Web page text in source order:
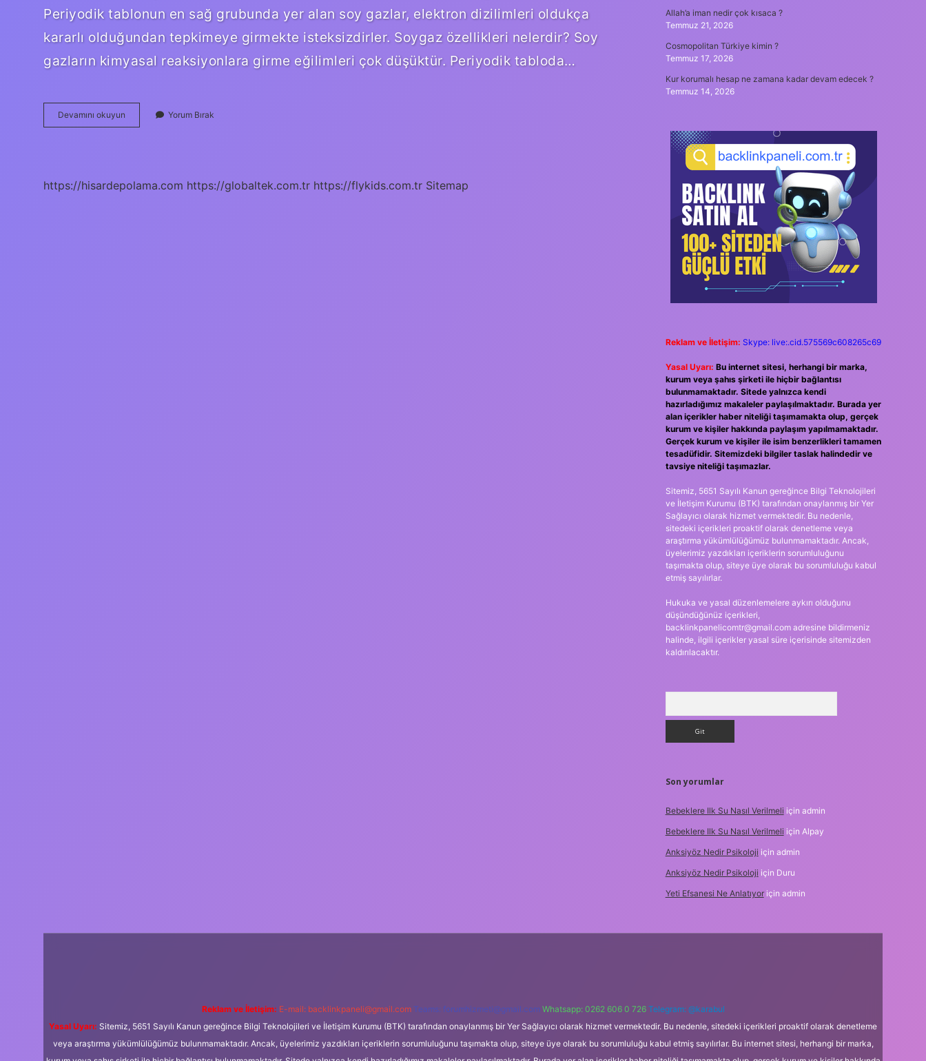
Periyodik tablonun en sağ grubunda yer alan soy gazlar, elektron dizilimleri oldukça
kararlı olduğundan tepkimeye girmekte isteksizdirler. Soygaz özellikleri nelerdir? Soy
gazların kimyasal reaksiyonlara girme eğilimleri çok düşüktür. Periyodik tabloda…
Devamını okuyun
Gazlar
Yorum Bırak
https://hisardepolama.com https://globaltek.com.tr https://flykids.com.tr Sitemap
Allah’a iman nedir çok kısaca ?
Temmuz 21, 2026
Cosmopolitan Türkiye kimin ?
Temmuz 17, 2026
Kur korumalı hesap ne zamana kadar devam edecek ?
Temmuz 14, 2026
Reklam ve İletişim: Skype: live:.cid.575569c608265c69
Yasal Uyarı: Bu internet sitesi, herhangi bir marka,
kurum veya şahıs şirketi ile hiçbir bağlantısı
bulunmamaktadır. Sitede yalnızca kendi
hazırladığımız makaleler paylaşılmaktadır. Burada yer
alan içerikler haber niteliği taşımamakta olup, gerçek
kurum ve kişiler hakkında paylaşım yapılmamaktadır.
Gerçek kurum ve kişiler ile isim benzerlikleri tamamen
tesadüfidir. Sitemizdeki bilgiler taslak halindedir ve
tavsiye niteliği taşımazlar.
Sitemiz, 5651 Sayılı Kanun gereğince Bilgi Teknolojileri
ve İletişim Kurumu (BTK) tarafından onaylanmış bir Yer
Sağlayıcı olarak hizmet vermektedir. Bu nedenle,
sitedeki içerikleri proaktif olarak denetleme veya
araştırma yükümlülüğümüz bulunmamaktadır. Ancak,
üyelerimiz yazdıkları içeriklerin sorumluluğunu
taşımakta olup, siteye üye olarak bu sorumluluğu kabul
etmiş sayılırlar.
Hukuka ve yasal düzenlemelere aykırı olduğunu
düşündüğünüz içerikleri,
backlinkpanelicomtr@gmail.comadresine bildirmeniz
halinde, ilgili içerikler yasal süre içerisinde sitemizden
kaldırılacaktır.
Son yorumlar
Bebeklere Ilk Su Nasıl Verilmeli için admin
Bebeklere Ilk Su Nasıl Verilmeli için Alpay
Anksiyöz Nedir Psikoloji için admin
Anksiyöz Nedir Psikoloji için Duru
Yeti Efsanesi Ne Anlatıyoriçin admin
Reklam ve İletişim: E-mail: backlinkpaneli@gmail.com Teams: forumhizmeti@gmail.com Whatsapp: 0262 606 0 726 Telegram: @karabul
Yasal Uyarı: Sitemiz, 5651 Sayılı Kanun gereğince Bilgi Teknolojileri ve İletişim Kurumu (BTK) tarafından onaylanmış bir Yer Sağlayıcı olarak hizmet vermektedir. Bu nedenle, sitedeki içerikleri proaktif olarak denetleme
veya araştırma yükümlülüğümüz bulunmamaktadır. Ancak, üyelerimiz yazdıkları içeriklerin sorumluluğunu taşımakta olup, siteye üye olarak bu sorumluluğu kabul etmiş sayılırlar. Bu internet sitesi, herhangi bir marka,